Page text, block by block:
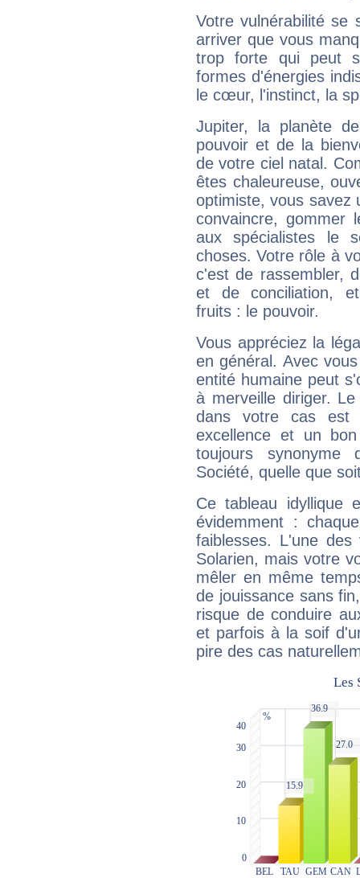
Votre vulnérabilité se
arriver que vous
trop forte qui peut
formes d'énergies
le cœur, l'instinct, la
Jupiter, la planète
pouvoir et de la
de votre ciel natal.
êtes chaleureuse,
optimiste, vous savez
convaincre, gommer
aux spécialistes le
choses. Votre rôle à
c'est de rassembler,
et de conciliation,
fruits : le pouvoir.
Vous appréciez la
en général. Avec
entité humaine peut
à merveille diriger.
dans votre cas est
excellence et un
toujours synonyme
Société, quelle que
Ce tableau idyllique
évidemment :
faiblesses. L'une
Solarien, mais votre
mêler en même
de jouissance sans
risque de conduire
et parfois à la soif
pire des cas